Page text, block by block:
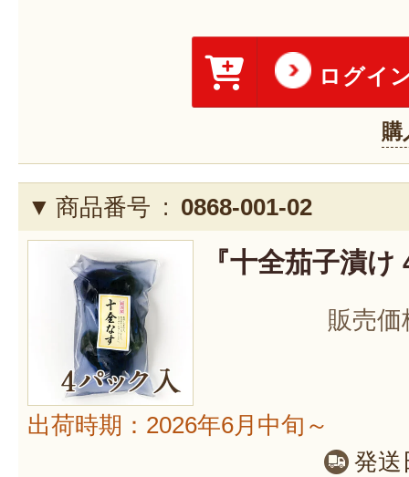
ログイ
購
商品番号 : 0868-001-02
『十全茄子漬
販売価
出荷時期：2026年6月中旬～
発送